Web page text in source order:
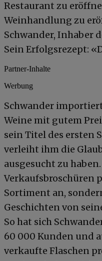
Restaurant zu
Weinhandlung zu
Schwander, Inhaber
Sein Erfolgsrezept:
Partner-Inhalte
Werbung
Schwander
Weine mit gutem
sein Titel des ersten
verleiht ihm die
ausgesucht zu
Verkaufsbroschüren
Sortiment an,
Geschichten von
So hat sich
60 000 Kunden und
verkaufte Flaschen